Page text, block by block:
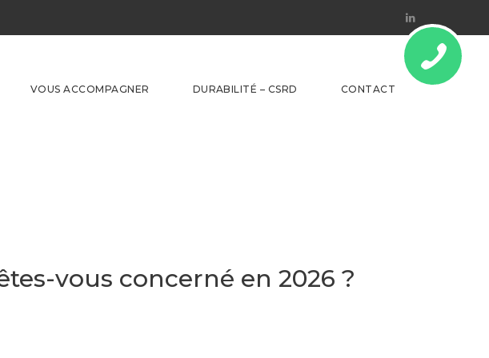
Linkedin
VOUS ACCOMPAGNER DURABILITÉ – CSRD CONTACT
vous concerné en 2026 ?